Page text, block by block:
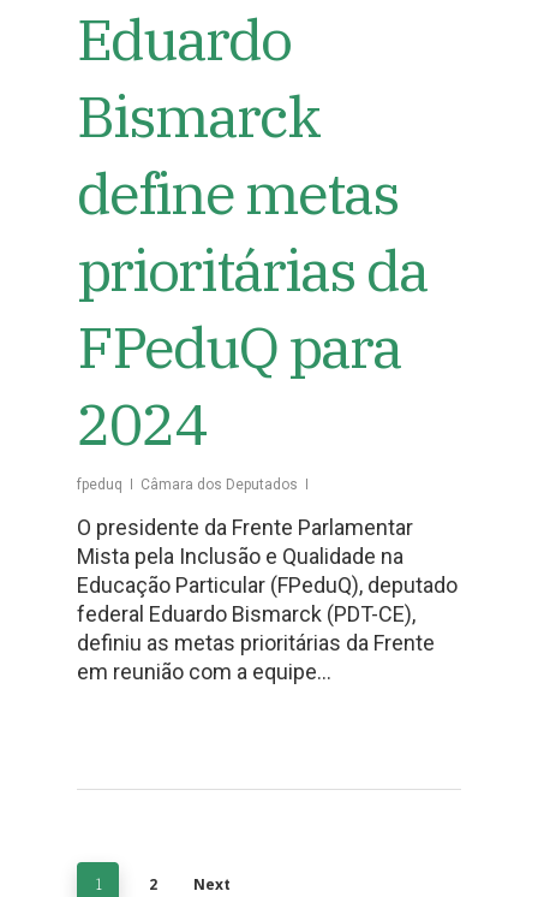
Eduardo
Bismarck
define metas
prioritárias da
FPeduQ para
2024
fpeduq Câmara dos Deputados
O presidente da Frente Parlamentar
Mista pela Inclusão e Qualidade na
Educação Particular (FPeduQ), deputado
federal Eduardo Bismarck (PDT-CE),
definiu as metas prioritárias da Frente
em reunião com a equipe…
1 2 Next